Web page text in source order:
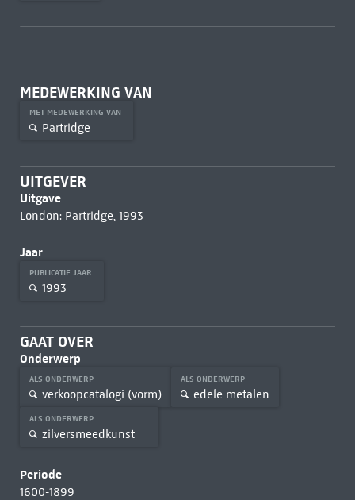
MEDEWERKING VAN
MET MEDEWERKING VAN
Partridge
UITGEVER
Uitgave
London: Partridge, 1993
Jaar
PUBLICATIE JAAR
1993
GAAT OVER
Onderwerp
ALS ONDERWERP
verkoopcatalogi (vorm)
ALS ONDERWERP
edele metalen
ALS ONDERWERP
zilversmeedkunst
Periode
1600-1899